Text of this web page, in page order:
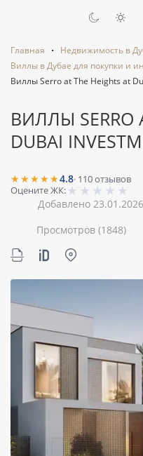
Главная
Недвижимость в
Виллы в Дубае для покупки и
Виллы Serro at The Heights at
ВИЛЛЫ SERRO
DUBAI
★★★★★4.8· 110отзывов
Оцените ЖК:★ ★ ★ ★ ★
Добавлено 23.01.2026
Просмотров (1848)